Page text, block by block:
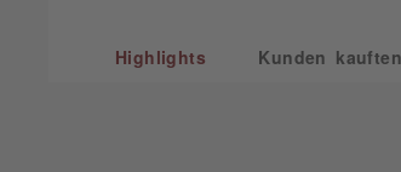
Highlights Kunden